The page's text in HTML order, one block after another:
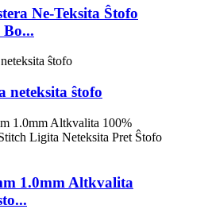
Ne-Teksita Ŝtofo
neteksita ŝtofo
1.0mm Altkvalita